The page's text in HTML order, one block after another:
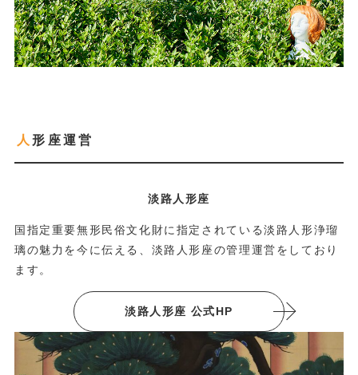
人形座運営
淡路人形座
国指定重要無形民俗文化財に指定されている淡路人形浄瑠
璃の魅力を今に伝える、淡路人形座の管理運営をしており
ます。
淡路人形座 公式HP